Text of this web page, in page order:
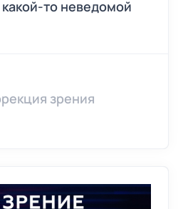
то неведомой
зрения